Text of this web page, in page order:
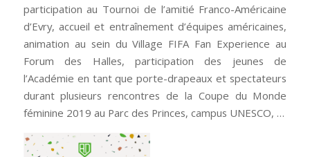
participation au Tournoi de l’amitié Franco-Américaine
d’Evry, accueil et entraînement d’équipes américaines,
animation au sein du Village FIFA Fan Experience au
Forum des Halles, participation des jeunes de
l’Académie en tant que porte-drapeaux et spectateurs
durant plusieurs rencontres de la Coupe du Monde
féminine 2019 au Parc des Princes, campus UNESCO, …